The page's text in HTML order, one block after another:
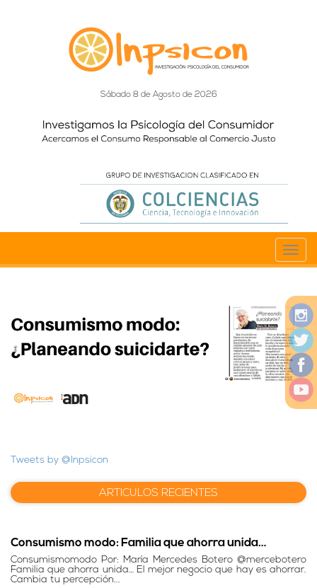
Sábado 8 de Agosto de 2026
Tweets by @Inpsicon
ARTICULOS RECIENTES
Consumismo modo: Familia que ahorra unida…
Consumismomodo Por: María Mercedes Botero @mercebotero
Familia que ahorra unida… El mejor negocio que hay es ahorrar.
Cambia tu percepción...